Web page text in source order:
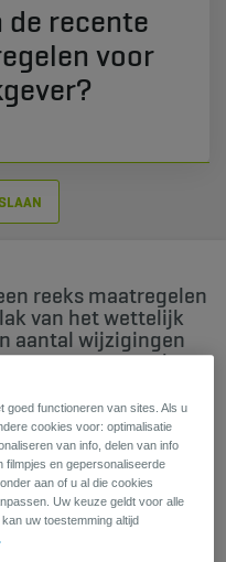
de recente
voor
reeks maatregelen
van het wettelijk
aantal wijzigingen
nog gestemd
voor u.
al van kracht?
definitief
goed functioneren van sites. Als u
cookies voor: optimalisatie
van info, delen van info
en gepersonaliseerde
aan of u al die cookies
Uw keuze geldt voor alle
uw toestemming altijd